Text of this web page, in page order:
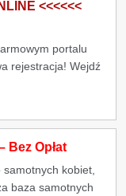
<<<<<<
portalu
rejestracja! Wejdź
Bez Opłat
kobiet,
baza samotnych